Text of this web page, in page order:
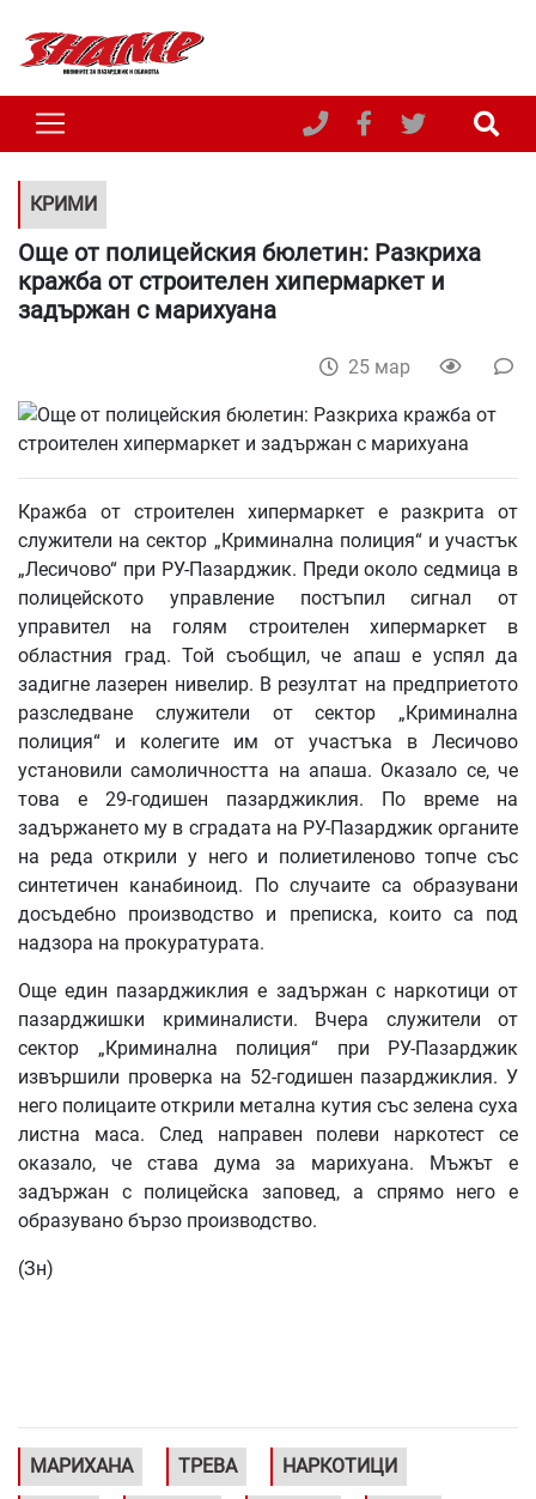
КРИМИ
Още от полицейския бюлетин: Разкриха
кражба от строителен хипермаркет и
задържан с марихуана
25 мар
Кражба от строителен хипермаркет е разкрита от
служители на сектор „Криминална полиция“ и участък
„Лесичово“ при РУ-Пазарджик. Преди около седмица в
полицейското управление постъпил сигнал от
управител на голям строителен хипермаркет в
областния град. Той съобщил, че апаш е успял да
задигне лазерен нивелир. В резултат на предприетото
разследване служители от сектор „Криминална
полиция“ и колегите им от участъка в Лесичово
установили самоличността на апаша. Оказало се, че
това е 29-годишен пазарджиклия. По време на
задържането му в сградата на РУ-Пазарджик органите
на реда открили у него и полиетиленово топче със
синтетичен канабиноид. По случаите са образувани
досъдебно производство и преписка, които са под
надзора на прокуратурата.
Още един пазарджиклия е задържан с наркотици от
пазарджишки криминалисти. Вчера служители от
сектор „Криминална полиция“ при РУ-Пазарджик
извършили проверка на 52-годишен пазарджиклия. У
него полицаите открили метална кутия със зелена суха
листна маса. След направен полеви наркотест се
оказало, че става дума за марихуана. Мъжът е
задържан с полицейска заповед, а спрямо него е
образувано бързо производство.
(Зн)
МАРИХАНА ТРЕВА НАРКОТИЦИ